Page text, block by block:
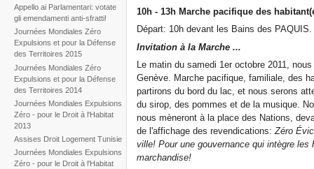
Appello ai Parlamentari: votate
gli emendamenti anti-sfratti!
Journées Mondiales Zéro
Expulsions et pour la Défense
des Territoires 2015
Journées Mondiales Zéro
Expulsions et pour la Défense
des Territoires 2014
Journées Mondiales Expulsions
Zéro - pour le Droit à l'Habitat
2013
Assises Droit Logement Tunisie
Journées Mondiales Expulsions
Zéro - pour le Droit à l'Habitat
10h - 13h Marche pacifique des
Départ: 10h devant les Bains des
Invitation à la Marche ...
Le matin du samedi 1er octobre 2011,
Genève. Marche pacifique, familiale, des
partirons du bord du lac, et nous serons
du sirop, des pommes et de la musique.
nous mèneront à la place des Nations,
de l'affichage des revendications:Zéro
ville! Pour une gouvernance qui intègre
marchandise!